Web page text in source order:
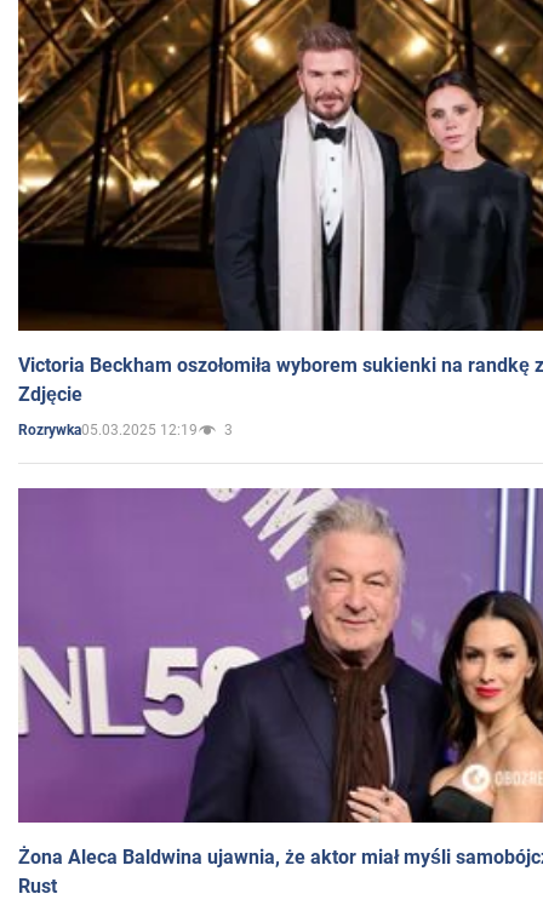
Victoria Beckham oszołomiła wyborem sukienki na randkę
Zdjęcie
Rozrywka05.03.2025 12:19 3
Żona Aleca Baldwina ujawnia, że aktor miał myśli
Rust